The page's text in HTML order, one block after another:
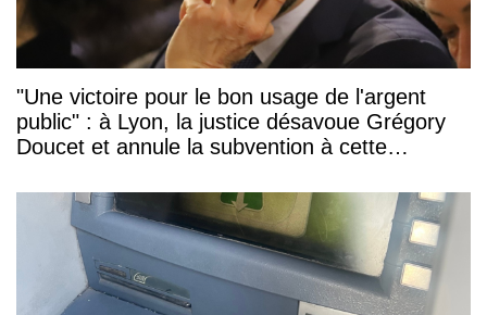
"Une victoire pour le bon usage de l'argent
public" : à Lyon, la justice désavoue Grégory
Doucet et annule la subvention à cette